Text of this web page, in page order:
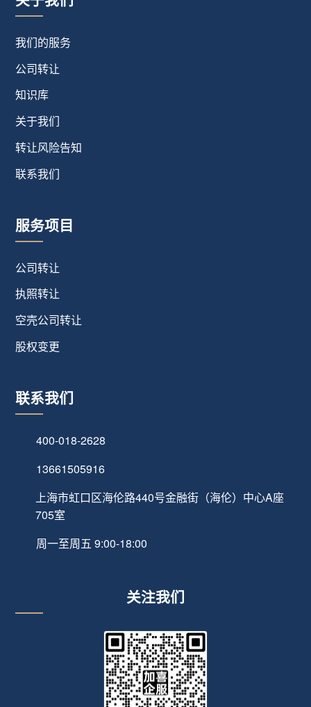
我们的服务
公司转让
知识库
关于我们
转让风险告知
联系我们
服务项目
公司转让
执照转让
空壳公司转让
股权变更
联系我们
400-018-2628
13661505916
上海市虹口区海伦路440号金融街（海伦）中心A座
705室
周一至周五 9:00-18:00
关注我们